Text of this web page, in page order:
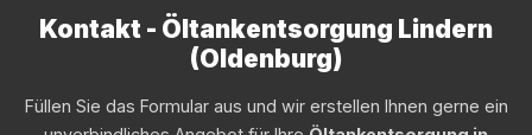
Kontakt - Öltankentsorgung Lindern
(Oldenburg)
Füllen Sie das Formular aus und wir erstellen Ihnen gerne ein